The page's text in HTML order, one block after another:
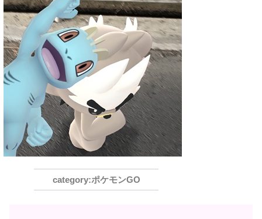
ポケモンGO